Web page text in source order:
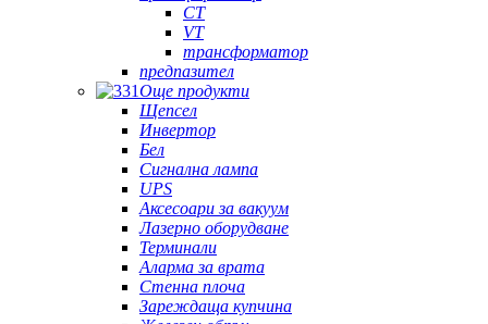
CT
VT
трансформатор
предпазител
Още продукти
Щепсел
Инвертор
Бел
Сигнална лампа
UPS
Аксесоари за вакуум
Лазерно оборудване
Терминали
Аларма за врата
Стенна плоча
Зареждаща купчина